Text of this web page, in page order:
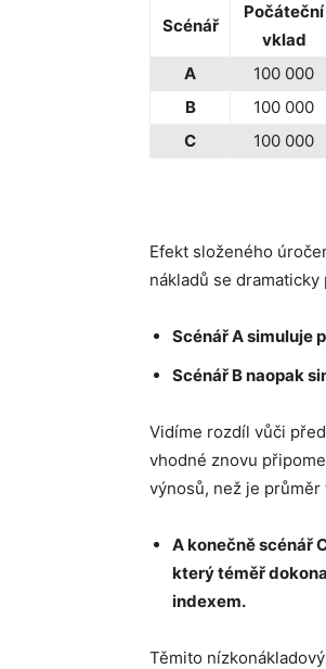
Scénář
Počáteční
vklad
A 100 000
B
100 000
C
100 000
Efekt složeného
nákladů se
Scénář A simuluje
Scénář B naopak
Vidíme rozdíl vůči
vhodné znovu
výnosů, než je
A konečně scénář
který téměř
indexem.
Těmito